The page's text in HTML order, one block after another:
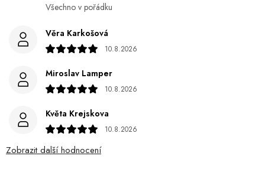
Všechno v pořádku
Věra Karkošová
10.8.2026
Miroslav Lamper
10.8.2026
Květa Krejskova
10.8.2026
Zobrazit další hodnocení